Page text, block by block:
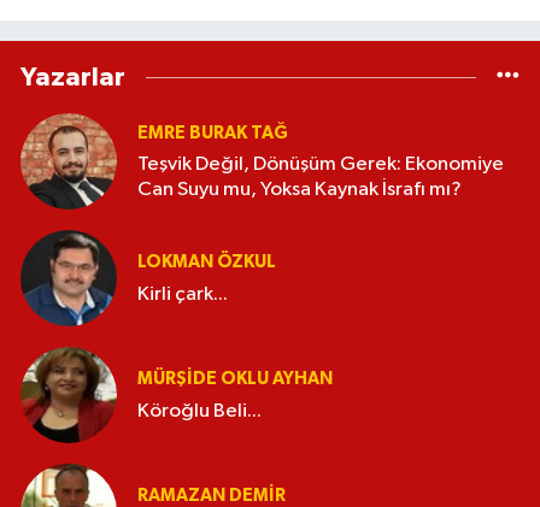
Yazarlar
EMRE BURAK TAĞ
Teşvik Değil, Dönüşüm Gerek: Ekonomiye
Can Suyu mu, Yoksa Kaynak İsrafı mı?
LOKMAN ÖZKUL
Kirli çark...
MÜRŞIDE OKLU AYHAN
Köroğlu Beli...
RAMAZAN DEMİR